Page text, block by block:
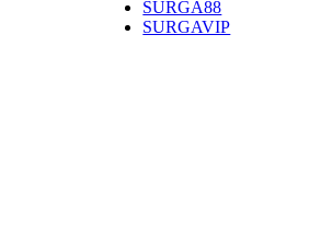
SURGA88
SURGAVIP